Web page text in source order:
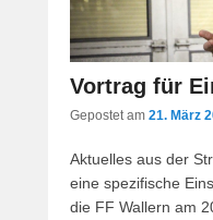
Vortrag für
Gepostet am 21. März
Aktuelles aus der
eine spezifische
die FF Wallern am